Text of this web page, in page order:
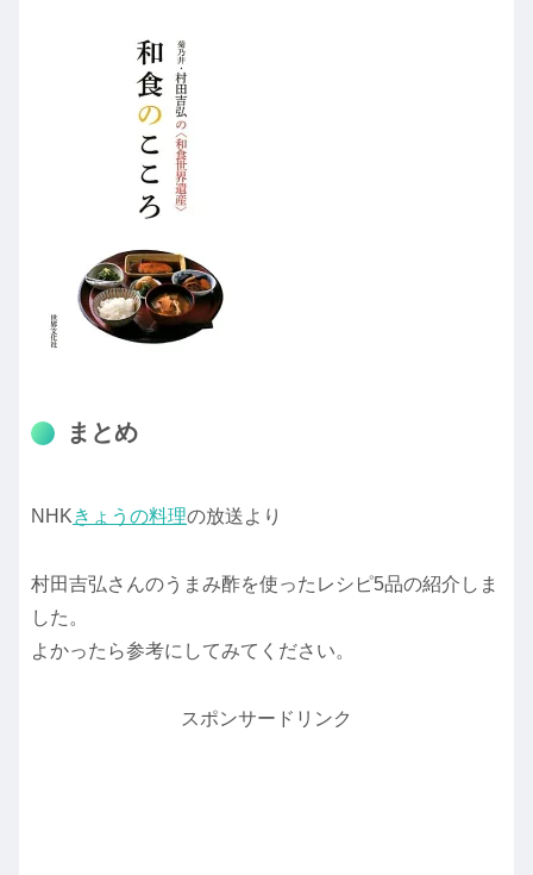
まとめ
NHKきょうの料理の放送より
村田吉弘さんのうまみ酢を使ったレシピ5品の紹介しま
した。
よかったら参考にしてみてください。
スポンサードリンク